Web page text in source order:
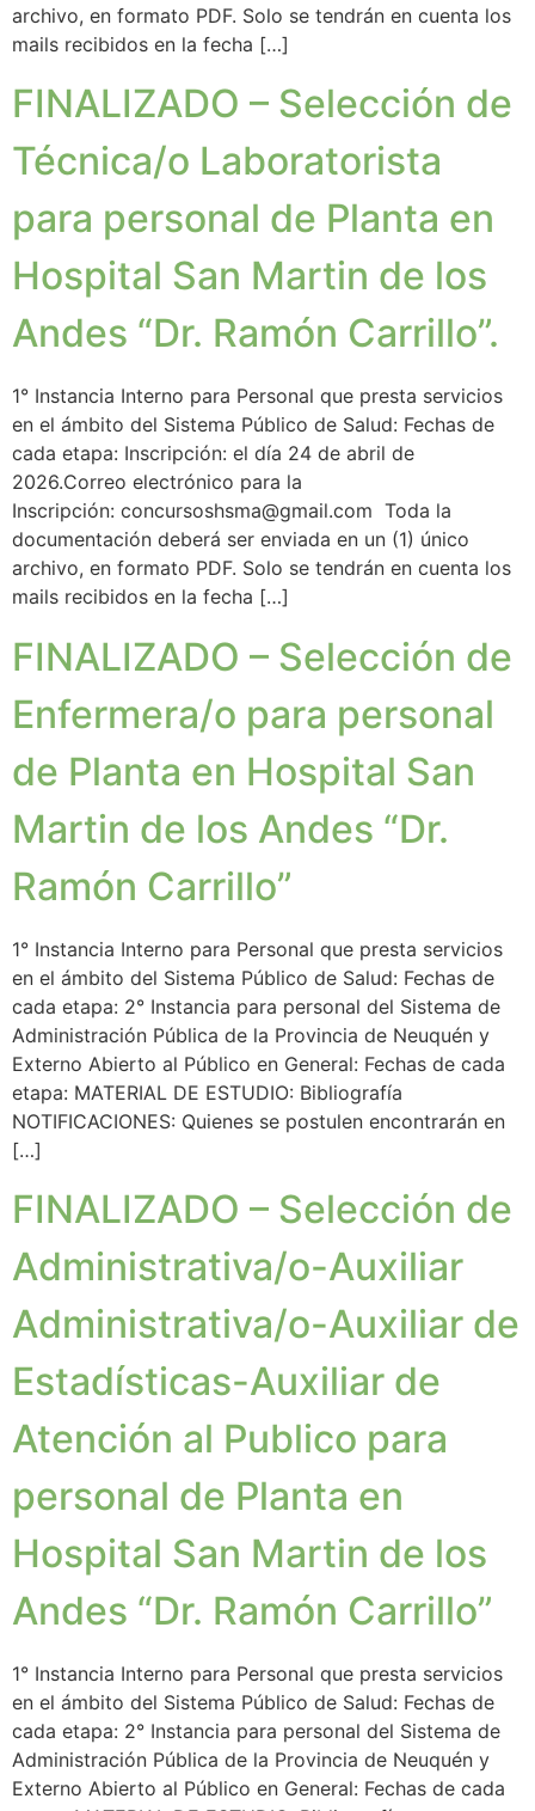
archivo, en formato PDF. Solo se tendrán en cuenta los
mails recibidos en la fecha […]
FINALIZADO – Selección de
Técnica/o Laboratorista
para personal de Planta en
Hospital San Martin de los
Andes “Dr. Ramón Carrillo”.
1° Instancia Interno para Personal que presta servicios
en el ámbito del Sistema Público de Salud: Fechas de
cada etapa: Inscripción: el día 24 de abril de
2026.Correo electrónico para la
Inscripción: concursoshsma@gmail.com Toda la
documentación deberá ser enviada en un (1) único
archivo, en formato PDF. Solo se tendrán en cuenta los
mails recibidos en la fecha […]
FINALIZADO – Selección de
Enfermera/o para personal
de Planta en Hospital San
Martin de los Andes “Dr.
Ramón Carrillo”
1° Instancia Interno para Personal que presta servicios
en el ámbito del Sistema Público de Salud: Fechas de
cada etapa: 2° Instancia para personal del Sistema de
Administración Pública de la Provincia de Neuquén y
Externo Abierto al Público en General: Fechas de cada
etapa: MATERIAL DE ESTUDIO: Bibliografía
NOTIFICACIONES: Quienes se postulen encontrarán en
[…]
FINALIZADO – Selección de
Administrativa/o-Auxiliar
Administrativa/o-Auxiliar de
Estadísticas-Auxiliar de
Atención al Publico para
personal de Planta en
Hospital San Martin de los
Andes “Dr. Ramón Carrillo”
1° Instancia Interno para Personal que presta servicios
en el ámbito del Sistema Público de Salud: Fechas de
cada etapa: 2° Instancia para personal del Sistema de
Administración Pública de la Provincia de Neuquén y
Externo Abierto al Público en General: Fechas de cada